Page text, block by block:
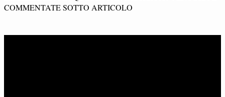
COMMENTATE SOTTO ARTICOLO